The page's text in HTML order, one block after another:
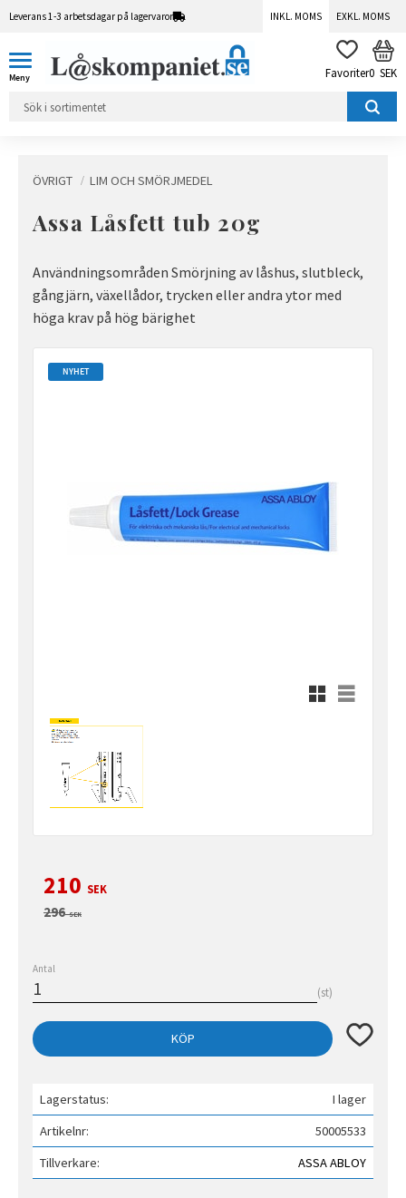
Leverans 1-3 arbetsdagar på lagervaror INKL. MOMS EXKL. MOMS
FAVORITER
0 SEK
ÖVRIGT LIM OCH SMÖRJMEDEL
Assa Låsfett tub 20g
Användningsområden Smörjning av låshus, slutbleck,
gångjärn, växellådor, trycken eller andra ytor med
höga krav på hög bärighet
NYHET
Rutnätsvy
Listvy
Nedsatt pris:
210 SEK
Ordinarie pris:
296SEK
Antal
st
KÖP Lägg till
Lagerstatus
I lager
Artikelnr
50005533
Tillverkare
ASSA ABLOY